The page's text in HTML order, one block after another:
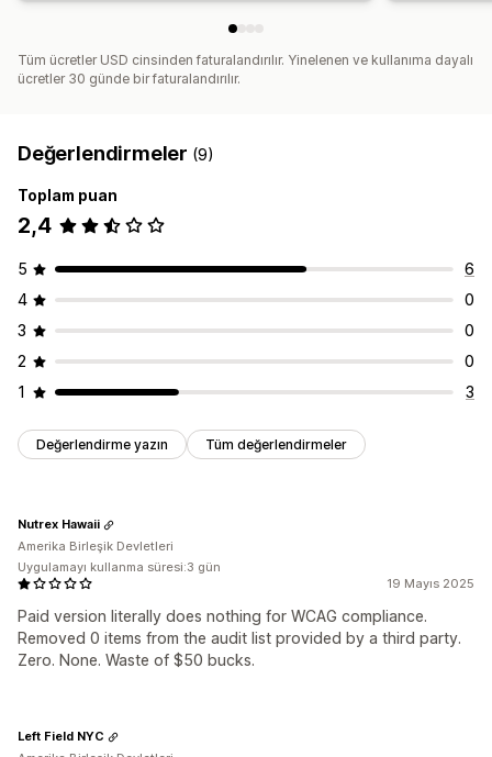
Tüm ücretler USD cinsinden faturalandırılır. Yinelenen ve kullanıma dayalı
ücretler 30 günde bir faturalandırılır.
Değerlendirmeler (9)
Toplam puan
2,4
5
6
4
0
3
0
2
0
1
3
Değerlendirme yazın Tüm değerlendirmeler
19 Mayıs 2025
Paid version literally does nothing for WCAG compliance.
Removed 0 items from the audit list provided by a third party.
Zero. None. Waste of $50 bucks.
Nutrex Hawaii
Amerika Birleşik Devletleri
Uygulamayı kullanma süresi:3 gün
Left Field NYC